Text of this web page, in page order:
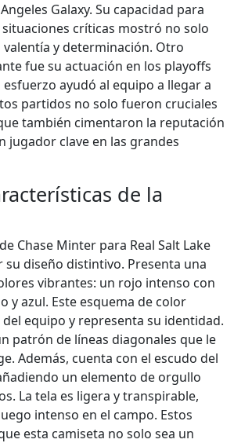
Galaxy. Su capacidad para
críticas mostró no solo
y determinación. Otro
fue su actuación en los playoffs
esfuerzo ayudó al equipo a llegar a
partidos no solo fueron cruciales
también cimentaron la reputación
jugador clave en las grandes
de la
Chase Minter para Real Salt Lake
su diseño distintivo. Presenta una
vibrantes: un rojo intenso con
y azul. Este esquema de color
equipo y representa su identidad.
patrón de líneas diagonales que le
Además, cuenta con el escudo del
un elemento de orgullo
La tela es ligera y transpirable,
intenso en el campo. Estos
esta camiseta no solo sea un